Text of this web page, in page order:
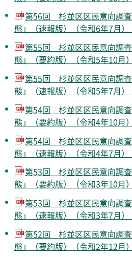
第56回 杉並区区民意向調
態」（速報版）（令和6年7月）
第55回 杉並区区民意向調
態」（要約版）（令和5年10月
第55回 杉並区区民意向調
態」（速報版）（令和5年7月）
第54回 杉並区区民意向調
態」（要約版）（令和4年10月
第54回 杉並区区民意向調
態」（速報版）（令和4年7月）
第53回 杉並区区民意向調
態」（要約版）（令和3年10月
第53回 杉並区区民意向調
態」（速報版）（令和3年7月）
第52回 杉並区区民意向調
態」（要約版）（令和2年12月